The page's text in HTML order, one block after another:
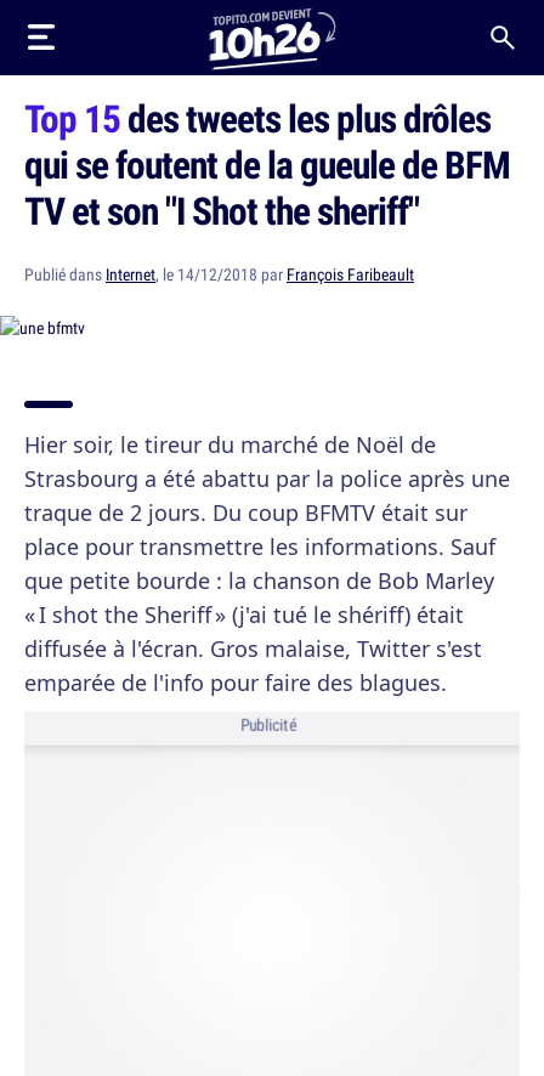
Top 15des tweets les plus drôles
qui se foutent de la gueule de BFM
TV et son "I Shot the sheriff"
Publié dans Internet, le 14/12/2018 par François Faribeault
Hier soir, le tireur du marché de Noël de
Strasbourg a été abattu par la police après une
traque de 2 jours. Du coup BFMTV était sur
place pour transmettre les informations. Sauf
que petite bourde : la chanson de Bob Marley
« I shot the Sheriff » (j'ai tué le shériff) était
diffusée à l'écran. Gros malaise, Twitter s'est
emparée de l'info pour faire des blagues.
Publicité